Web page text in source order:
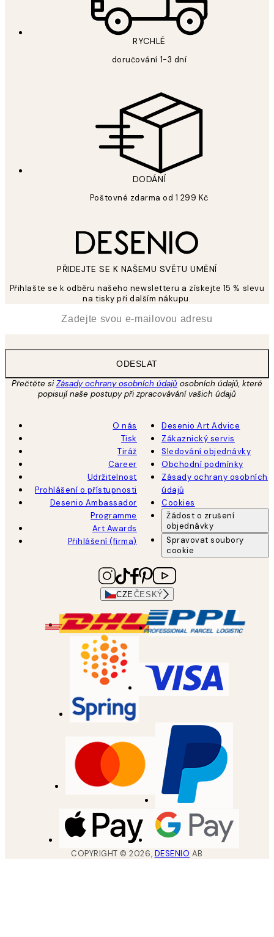
RYCHLÉ
doručování 1-3 dní
DODÁNÍ
Poštovné zdarma od 1 299 Kč
PŘIDEJTE SE K NAŠEMU SVĚTU UMĚNÍ
Přihlašte se k odběru našeho newsletteru a získejte 15 % slevu
na tisky při dalším nákupu.
ODESLAT
Přečtěte siZásady ochrany osobních údajů osobních údajů, které
popisují naše postupy při zpracovávání vašich údajů
O nás
Tisk
Tiráž
Career
Udržitelnost
Prohlášení o přístupnosti
Desenio Ambassador
Programme
Art Awards
Přihlášení (firma)
Desenio Art Advice
Zákaznický servis
Sledování objednávky
Obchodní podmínky
Zásady ochrany osobních
údajů
Cookies
Žádost o zrušení
objednávky
Spravovat soubory
cookie
CZE ČESKÝ
COPYRIGHT ©2026, DESENIO AB